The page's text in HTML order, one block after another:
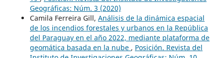
Geográficas: Núm. 3 (2020)
Camila Ferreira Gill, Análisis de la dinámica espacial
de los incendios forestales y urbanos en la República
del Paraguay en el año 2022, mediante plataforma de
geomática basada en la nube , Posición. Revista del